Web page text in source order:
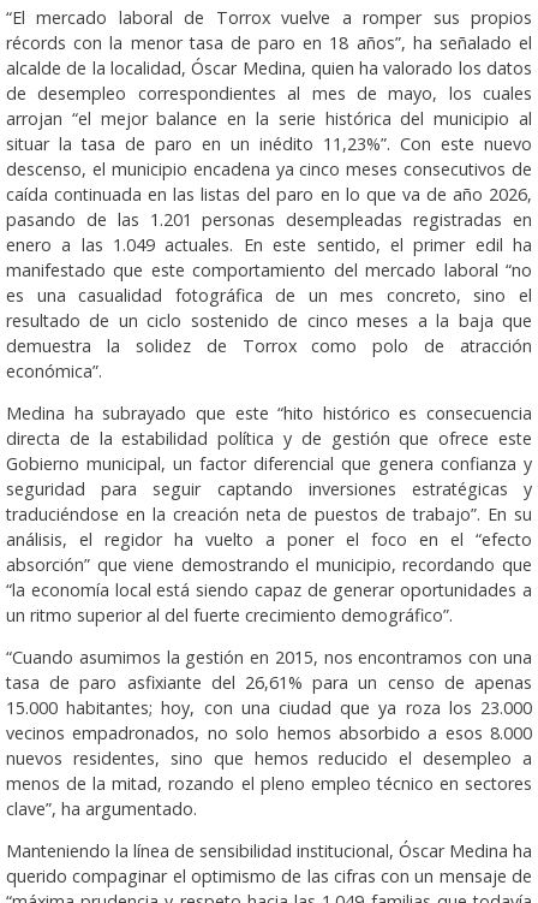
“El mercado laboral de Torrox vuelve a romper sus propios
récords con la menor tasa de paro en 18 años”, ha señalado el
alcalde de la localidad, Óscar Medina, quien ha valorado los datos
de desempleo correspondientes al mes de mayo, los cuales
arrojan “el mejor balance en la serie histórica del municipio al
situar la tasa de paro en un inédito 11,23%”. Con este nuevo
descenso, el municipio encadena ya cinco meses consecutivos de
caída continuada en las listas del paro en lo que va de año 2026,
pasando de las 1.201 personas desempleadas registradas en
enero a las 1.049 actuales. En este sentido, el primer edil ha
manifestado que este comportamiento del mercado laboral “no
es una casualidad fotográfica de un mes concreto, sino el
resultado de un ciclo sostenido de cinco meses a la baja que
demuestra la solidez de Torrox como polo de atracción
económica”.
Medina ha subrayado que este “hito histórico es consecuencia
directa de la estabilidad política y de gestión que ofrece este
Gobierno municipal, un factor diferencial que genera confianza y
seguridad para seguir captando inversiones estratégicas y
traduciéndose en la creación neta de puestos de trabajo”. En su
análisis, el regidor ha vuelto a poner el foco en el “efecto
absorción” que viene demostrando el municipio, recordando que
“la economía local está siendo capaz de generar oportunidades a
un ritmo superior al del fuerte crecimiento demográfico”.
“Cuando asumimos la gestión en 2015, nos encontramos con una
tasa de paro asfixiante del 26,61% para un censo de apenas
15.000 habitantes; hoy, con una ciudad que ya roza los 23.000
vecinos empadronados, no solo hemos absorbido a esos 8.000
nuevos residentes, sino que hemos reducido el desempleo a
menos de la mitad, rozando el pleno empleo técnico en sectores
clave”, ha argumentado.
Manteniendo la línea de sensibilidad institucional, Óscar Medina ha
querido compaginar el optimismo de las cifras con un mensaje de